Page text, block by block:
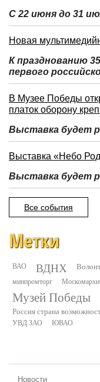
С 22 июня до 31
Новая
К празднованию
первого
В Музее Победы
платок оборону
Выставка будет
Выставка «Небо
Выставка будет
Все события
Метки
ВАО ВДНХ
минпромторг
Музей Победы
Россия страна
УВД ЗАО
ЮВАО
Новости